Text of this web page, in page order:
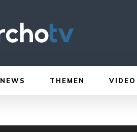
NEWS THEMEN VIDEO